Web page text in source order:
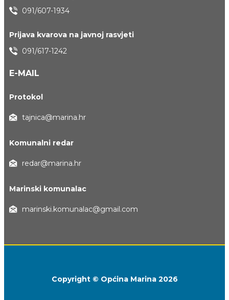
091/607-1934
Prijava kvarova na javnoj rasvjeti
091/617-1242
E-MAIL
Protokol
tajnica@marina.hr
Komunalni redar
redar@marina.hr
Marinski komunalac
marinski.komunalac@gmail.com
Copyright © Općina Marina 2026